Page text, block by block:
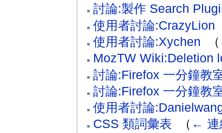
討論:製作 Search
使用者討論:CrazyLion
使用者討論:Xychen
（
MozTW Wiki:Deletion
討論:Firefox 一分鐘教
討論:Firefox 一分鐘教
使用者討論
CSS 類詞彙表
（ ← 連